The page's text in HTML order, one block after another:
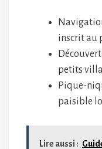
inscrit au
petits
Pique-
paisible
Lire aussi :